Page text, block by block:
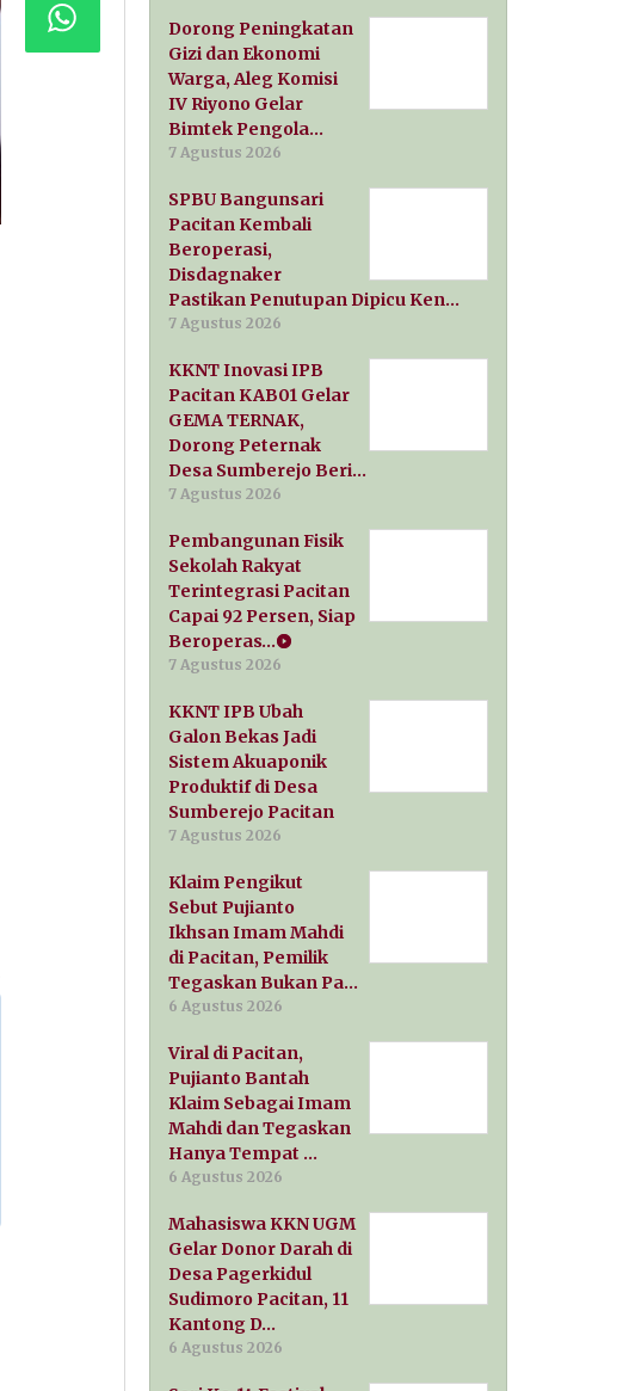
Dorong Peningkatan
Gizi dan Ekonomi
Warga, Aleg Komisi
IV Riyono Gelar
Bimtek Pengola…
7 Agustus 2026
SPBU Bangunsari
Pacitan Kembali
Beroperasi,
Disdagnaker
Pastikan Penutupan Dipicu Ken…
7 Agustus 2026
KKNT Inovasi IPB
Pacitan KAB01 Gelar
GEMA TERNAK,
Dorong Peternak
Desa Sumberejo Beri…
7 Agustus 2026
Pembangunan Fisik
Sekolah Rakyat
Terintegrasi Pacitan
Capai 92 Persen, Siap
Beroperas…
7 Agustus 2026
KKNT IPB Ubah
Galon Bekas Jadi
Sistem Akuaponik
Produktif di Desa
Sumberejo Pacitan
7 Agustus 2026
Klaim Pengikut
Sebut Pujianto
Ikhsan Imam Mahdi
di Pacitan, Pemilik
Tegaskan Bukan Pa…
6 Agustus 2026
Viral di Pacitan,
Pujianto Bantah
Klaim Sebagai Imam
Mahdi dan Tegaskan
Hanya Tempat …
6 Agustus 2026
Mahasiswa KKN UGM
Gelar Donor Darah di
Desa Pagerkidul
Sudimoro Pacitan, 11
Kantong D…
6 Agustus 2026